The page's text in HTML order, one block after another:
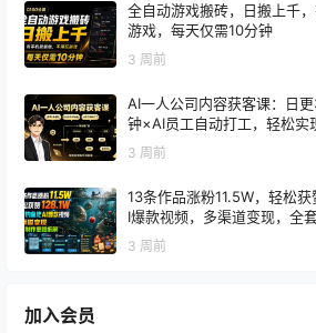
全自动游戏搬砖，日搬上千
游戏，每天仅需10分钟
3 周前
AI一人公司内容获客课：日
钟×AI员工自动打工，轻松实
3 周前
13条作品涨粉11.5W，轻松
I爆款视频，多渠道变现，全
3 周前
加入会员